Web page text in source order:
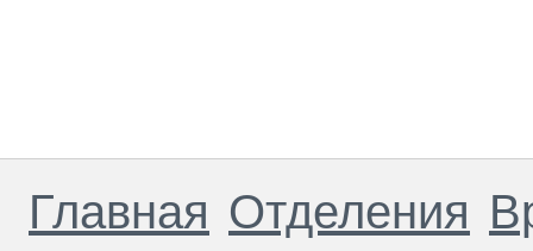
Главная Отделения